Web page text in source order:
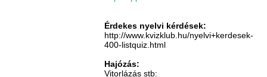
Érdekes nyelvi kérdések:
http://www.kvizklub.hu/nyelvi+kerdesek-
400-listquiz.html
Hajózás:
Vitorlázás stb: